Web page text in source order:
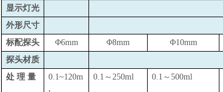
显示灯光
外形尺寸
标配探头
Φ6mm Φ8mm Φ10mm
探头材质
处 理 量
0.1~120m
0.1 ～250ml 0.1 ～500ml